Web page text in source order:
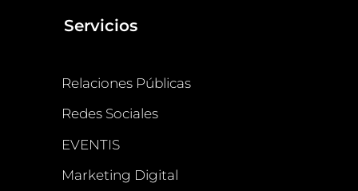
Servicios
Relaciones Públicas
Redes Sociales
EVENTIS
Marketing Digital